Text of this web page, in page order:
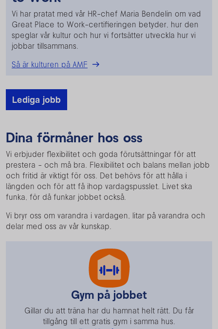
Vi har pratat med vår HR-chef Maria Bendelin om vad
Great Place to Work-certifieringen betyder, hur den
speglar vår kultur och hur vi fortsätter utveckla hur vi
jobbar tillsammans.
Så är kulturen på AMF
Lediga jobb
Dina förmåner hos oss
Vi erbjuder flexibilitet och goda förutsättningar för att
prestera - och må bra. Flexibilitet och balans mellan jobb
och fritid är viktigt för oss. Det behövs för att hålla i
längden och för att få ihop vardagspusslet. Livet ska
funka, för då funkar jobbet också.
Vi bryr oss om varandra i vardagen, litar på varandra och
delar med oss av vår kunskap.
Gym på jobbet
Gillar du att träna har du hamnat helt rätt. Du får
tillgång till ett gratis gym i samma hus.